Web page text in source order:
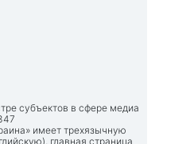
субъектов в сфере медиа
имеет трехязычную
главная страница